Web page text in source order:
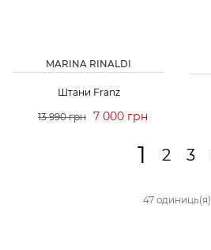
MARINA RINALDI
Штани Franz
13 990 грн 7 000 грн
1 2 3
47 одиниць(я)